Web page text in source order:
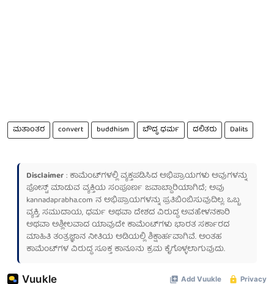
ಮತಾಂತರ convert buddhism ಬೌದ್ಧ ಧರ್ಮ ದಲಿತರು Dalits
Disclaimer: ಕಾಮೆಂಟ್‌ಗಳಲ್ಲಿ ವ್ಯಕ್ತಪಡಿಸಿದ ಅಭಿಪ್ರಾಯಗಳು ಅವುಗಳನ್ನು
ಪೋಸ್ಟ್ ಮಾಡುವ ವ್ಯಕ್ತಿಯ ಸಂಪೂರ್ಣ ಜವಾಬ್ದಾರಿಯಾಗಿದೆ; ಅವು
kannadaprabha.com ನ ಅಭಿಪ್ರಾಯಗಳನ್ನು ಪ್ರತಿಬಿಂಬಿಸುವುದಿಲ್ಲ. ಒಬ್ಬ
ವ್ಯಕ್ತಿ, ಸಮುದಾಯ, ಧರ್ಮ ಅಥವಾ ದೇಶದ ವಿರುದ್ಧ ಅವಹೇಳನಕಾರಿ
ಅಥವಾ ಅಶ್ಲೀಲವಾದ ಯಾವುದೇ ಕಾಮೆಂಟ್‌ಗಳು ಭಾರತ ಸರ್ಕಾರದ
ಮಾಹಿತಿ ತಂತ್ರಜ್ಞಾನ ನೀತಿಯ ಅಡಿಯಲ್ಲಿ ಶಿಕ್ಷಾರ್ಹವಾಗಿವೆ. ಅಂತಹ
ಕಾಮೆಂಟ್‌ಗಳ ವಿರುದ್ಧ ಸೂಕ್ತ ಕಾನೂನು ಕ್ರಮ ಕೈಗೊಳ್ಳಲಾಗುವುದು.